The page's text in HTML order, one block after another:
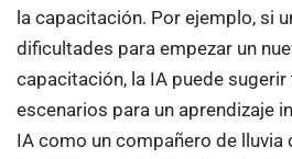
la capacitación. Por ejemplo, si
dificultades para empezar un
capacitación, la IA puede
escenarios para un aprendizaje
IA como un compañero de lluvia